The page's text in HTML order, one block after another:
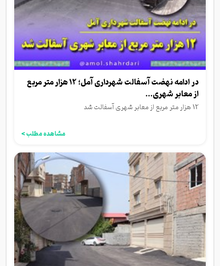
در ادامه نهضت آسفالت شهرداری آمل؛ 12 هزار متر مربع
از معابر شهری...
12 هزار متر مربع از معابر شهری آسفالت شد
مشاهده مطلب >